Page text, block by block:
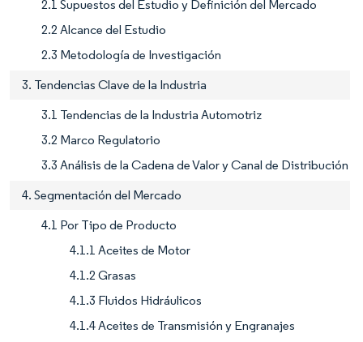
2.1 Supuestos del Estudio y Definición del Mercado
2.2 Alcance del Estudio
2.3 Metodología de Investigación
3. Tendencias Clave de la Industria
3.1 Tendencias de la Industria Automotriz
3.2 Marco Regulatorio
3.3 Análisis de la Cadena de Valor y Canal de Distribución
4. Segmentación del Mercado
4.1 Por Tipo de Producto
4.1.1 Aceites de Motor
4.1.2 Grasas
4.1.3 Fluidos Hidráulicos
4.1.4 Aceites de Transmisión y Engranajes